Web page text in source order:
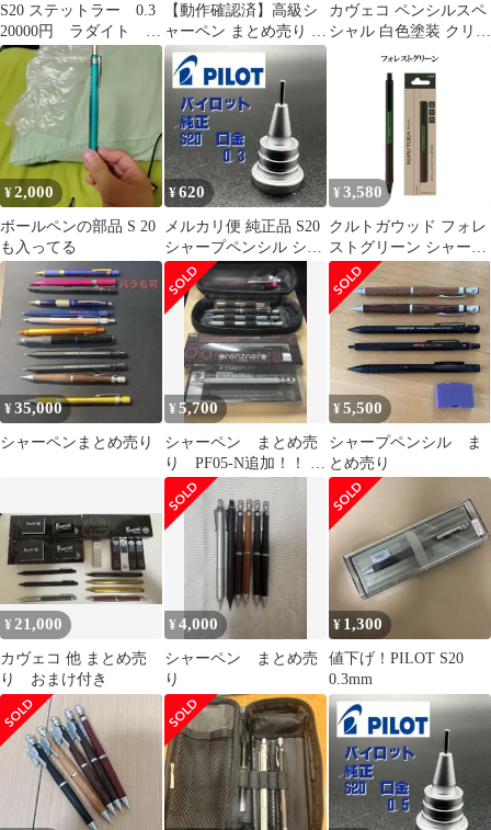
S20 ステットラー 0.3
20000円 ラダイト シ
ャーペン 検索 野原
工芸
【動作確認済】高級シ
ャーペン まとめ売り 9
本 LOONLOON ペンケ
ース付き
カヴェコ ペンシルスペ
シャル 白色塗装 クリッ
¥2,000
ボールペンの部品 S 20
も入ってる
¥620
メルカリ便 純正品 S20
シャープペンシル シャ
ーペン 口金 0.3 084
¥ 3,580
クルトガウッド フォレ
ストグリーン シャープ
ペンシル kurutoga wood
ウッド シャーペン uni
色 人気 三菱鉛筆 木軸
0.5ｍｍ KURUTOGA
Wood 木製
¥35,000
シャーペンまとめ売り
¥5,700
シャーペン まとめ売
り PF05-N追加！！ 本
日限りの値引き！！
¥5,500
シャープペンシル ま
とめ売り
¥21,000
カヴェコ 他 まとめ売
り おまけ付き
¥4,000
シャーペン まとめ売
り
¥ 1,300
値下げ！PILOT S20
0.3mm